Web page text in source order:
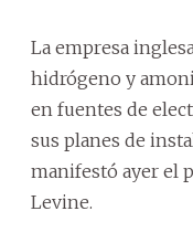
La empresa
hidrógeno y
en fuentes de
sus planes de
manifestó ayer el
Levine.